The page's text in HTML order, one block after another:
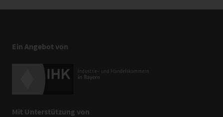
Ein Angebot von
Mit Unterstützung von